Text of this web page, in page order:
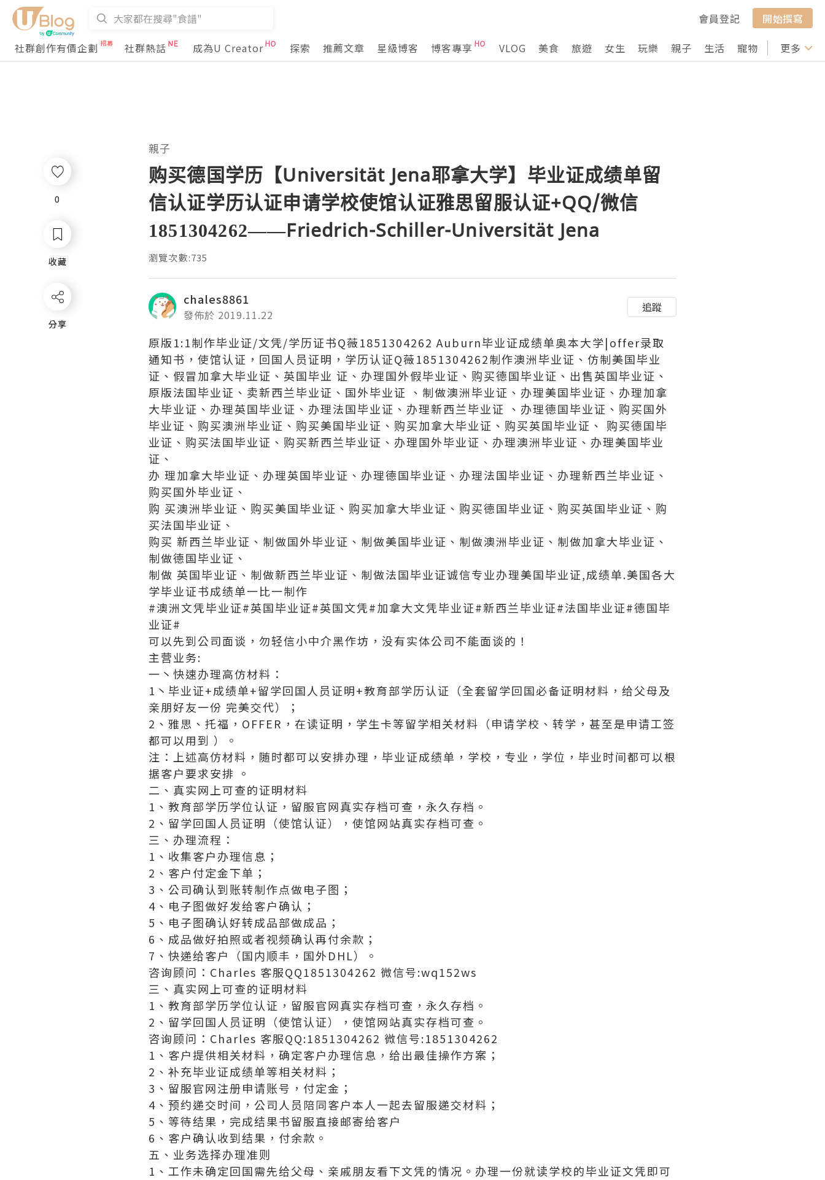
會員登記
開始撰寫
社群創作有價企劃
社群熱話 成為U Creator 探索 推薦文章 星級博客 博客專享 VLOG 美食 旅遊 女生 玩樂 親子 生活 寵物 行山 打卡
更多
0
收藏
分享
親子
购买德国学历【Universität Jena耶拿大学】毕业证成绩单留
信认证学历认证申请学校使馆认证雅思留服认证+QQ/微信
1851304262——Friedrich-Schiller-Universität Jena
瀏覽次數:735
chales8861
發佈於 2019.11.22
追蹤
原版1:1制作毕业证/文凭/学历证书Q薇1851304262 Auburn毕业证成绩单奥本大学|offer录取
通知书，使馆认证，回国人员证明，学历认证Q薇1851304262制作澳洲毕业证、仿制美国毕业
证、假冒加拿大毕业证、英国毕业 证、办理国外假毕业证、购买德国毕业证、出售英国毕业证、
原版法国毕业证、卖新西兰毕业证、国外毕业证 、制做澳洲毕业证、办理美国毕业证、办理加拿
大毕业证、办理英国毕业证、办理法国毕业证、办理新西兰毕业证 、办理德国毕业证、购买国外
毕业证、购买澳洲毕业证、购买美国毕业证、购买加拿大毕业证、购买英国毕业证、 购买德国毕
业证、购买法国毕业证、购买新西兰毕业证、办理国外毕业证、办理澳洲毕业证、办理美国毕业
证、
办 理加拿大毕业证、办理英国毕业证、办理德国毕业证、办理法国毕业证、办理新西兰毕业证、
购买国外毕业证、
购 买澳洲毕业证、购买美国毕业证、购买加拿大毕业证、购买德国毕业证、购买英国毕业证、购
买法国毕业证、
购买 新西兰毕业证、制做国外毕业证、制做美国毕业证、制做澳洲毕业证、制做加拿大毕业证、
制做德国毕业证、
制做 英国毕业证、制做新西兰毕业证、制做法国毕业证诚信专业办理美国毕业证,成绩单.美国各大
学毕业证书成绩单一比一制作
#澳洲文凭毕业证#英国毕业证#英国文凭#加拿大文凭毕业证#新西兰毕业证#法国毕业证#德国毕
业证#
可以先到公司面谈，勿轻信小中介黑作坊，没有实体公司不能面谈的！
主营业务:
一丶快速办理高仿材料：
1丶毕业证+成绩单+留学回国人员证明+教育部学历认证（全套留学回国必备证明材料，给父母及
亲朋好友一份 完美交代）；
2、雅思、托福，OFFER，在读证明，学生卡等留学相关材料（申请学校、转学，甚至是申请工签
都可以用到 ）。
注：上述高仿材料，随时都可以安排办理，毕业证成绩单，学校，专业，学位，毕业时间都可以根
据客户要求安排 。
二、真实网上可查的证明材料
1、教育部学历学位认证，留服官网真实存档可查，永久存档。
2、留学回国人员证明（使馆认证），使馆网站真实存档可查。
三、办理流程：
1、收集客户办理信息；
2、客户付定金下单；
3、公司确认到账转制作点做电子图；
4、电子图做好发给客户确认；
5、电子图确认好转成品部做成品；
6、成品做好拍照或者视频确认再付余款；
7、快递给客户（国内顺丰，国外DHL）。
咨询顾问：Charles 客服QQ1851304262 微信号:wq152ws
三、真实网上可查的证明材料
1、教育部学历学位认证，留服官网真实存档可查，永久存档。
2、留学回国人员证明（使馆认证），使馆网站真实存档可查。
咨询顾问：Charles 客服QQ:1851304262 微信号:1851304262
1、客户提供相关材料，确定客户办理信息，给出最佳操作方案；
2、补充毕业证成绩单等相关材料；
3、留服官网注册申请账号，付定金；
4、预约递交时间，公司人员陪同客户本人一起去留服递交材料；
5、等待结果，完成结果书留服直接邮寄给客户
6、客户确认收到结果，付余款。
五、业务选择办理准则
1、工作未确定回国需先给父母、亲戚朋友看下文凭的情况。办理一份就读学校的毕业证文凭即可
0
收藏
分享